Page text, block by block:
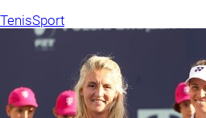
TenisSport